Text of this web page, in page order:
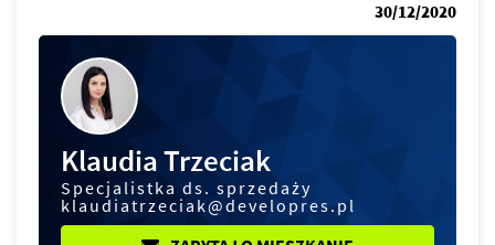
30/12/2020
Klaudia Trzeciak
Specjalistka ds. sprzedaży
klaudiatrzeciak@developres.pl